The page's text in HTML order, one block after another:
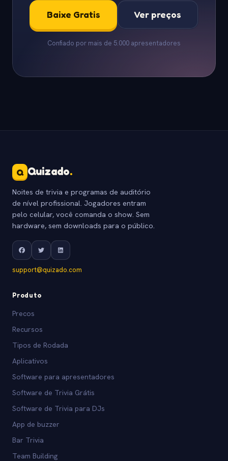
Baixe Gratis Ver preços
Confiado por mais de 5.000 apresentadores
Q Quizado.
Noites de trivia e programas de auditório
de nível profissional. Jogadores entram
pelo celular, você comanda o show. Sem
hardware, sem downloads para o público.
support@quizado.com
Produto
Precos
Recursos
Tipos de Rodada
Aplicativos
Software para apresentadores
Software de Trivia Grátis
Software de Trivia para DJs
App de buzzer
Bar Trivia
Team Building